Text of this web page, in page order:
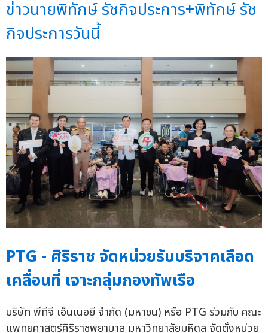
ข่าวนายพิทักษ์ รัชกิจประการ+พิทักษ์ รัช
กิจประการวันนี้
PTG - ศิริราช จัดหน่วยรับบริจาคเลือด
เคลื่อนที่ เจาะกลุ่มกองทัพเรือ
บริษัท พีทีจี เอ็นเนอยี จำกัด (มหาชน) หรือ PTG ร่วมกับ คณะ
แพทยศาสตร์ศิริราชพยาบาล มหาวิทยาลัยมหิดล จัดตั้งหน่วย